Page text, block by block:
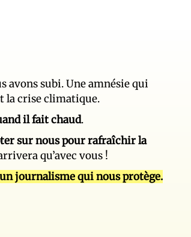
avons subi. Une amnésie qui
la crise climatique.
il fait chaud.
sur nous pour rafraîchir la
qu’avec vous !
journalisme qui nous protège.